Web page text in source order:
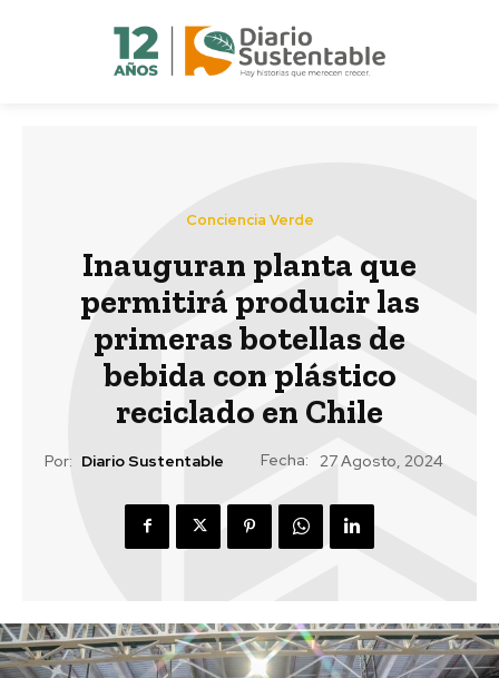
Conciencia Verde
Inauguran planta que
permitirá producir las
primeras botellas de
bebida con plástico
reciclado en Chile
Por: Diario Sustentable Fecha: 27 Agosto, 2024